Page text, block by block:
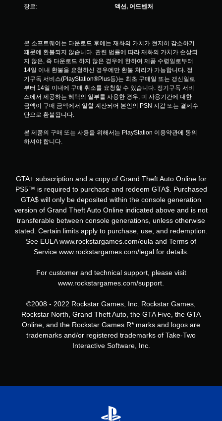
장르: 액션, 어드벤처
본 소프트웨어는 다운로드 후에는 재화의 가치가 현저히 감소하기
때문에 환불되지 않습니다. 관련 법률에 따라 재화의 가치가 손상되
지 않은, 즉 다운로드 하지 않은 경우에 한하여 제품 수령일로부터
14일 이내 환불을 요청하신 경우에만 환불 처리가 가능합니다. 정
기구독 서비스(PlayStation®Plus등)는 최초 구매일 또는 갱신일로
부터 14일 이내에 구매 취소를 요청할 수 있습니다. 정기구독 서비
스에서 제공하는 혜택의 일부를 사용한 경우, 미 사용기간에 대한
금액이 구매 금액에서 일할 계산되어 본인의 PSN 지갑 또는 결제수
단으로 환불됩니다.
본 제품의 구매 또는 사용을 위해서는 PlayStation 이용약관에 동의
하셔야 합니다.
GTA+ subscription and a copy of Grand Theft Auto Online for
PS5™ is required to purchase and redeem GTA$. Purchased
GTA$ will only be deposited within the console generation
version of Grand Theft Auto Online indicated above and is not
transferable between console generations, unless otherwise
stated. Certain limits apply to purchase, use, and redemption.
See EULA www.rockstargames.com/eula and Terms of
Service www.rockstargames.com/legal for details.
For customer and technical support, please visit
www.rockstargames.com/support.
©2008 - 2022 Rockstar Games, Inc. Rockstar Games,
Rockstar North, Grand Theft Auto, the GTA Five, the GTA
Online, and the Rockstar Games R* marks and logos are
trademarks and/or registered trademarks of Take-Two
Interactive Software, Inc.